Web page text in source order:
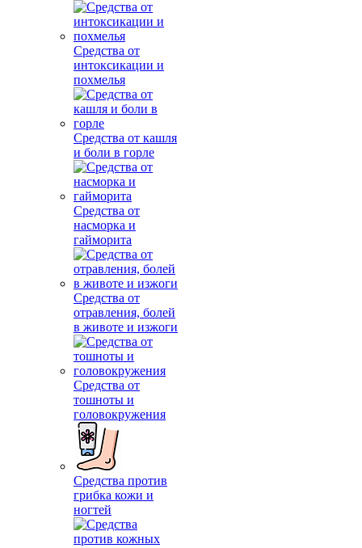
Средства от
интоксикации и
похмелья
Средства от кашля
и боли в горле
Средства от
насморка и
гайморита
Средства от
отравления, болей
в животе и изжоги
Средства от
тошноты и
головокружения
Средства против
грибка кожи и
ногтей